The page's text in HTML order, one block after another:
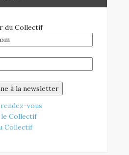
du Collectif
vous
Collectif
Collectif